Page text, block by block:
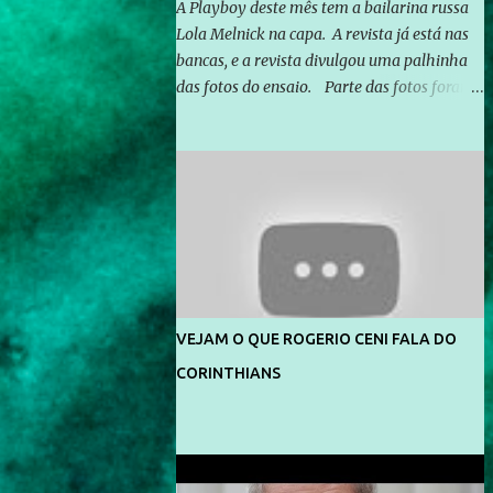
A Playboy deste mês tem a bailarina russa
Lola Melnick na capa. A revista já está nas
bancas, e a revista divulgou uma palhinha
das fotos do ensaio. Parte das fotos foram
divulga capa e primeiras fotos de Lola
Melnick - @aredacao
VEJAM O QUE ROGERIO CENI FALA DO
CORINTHIANS